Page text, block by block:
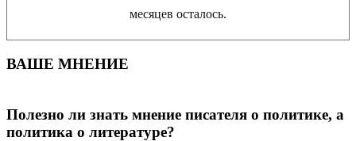
месяцев осталось.
ВАШЕ МНЕНИЕ
Полезно ли знать мнение писателя о политике, а
политика о литературе?